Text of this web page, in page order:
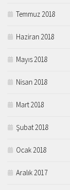
Temmuz 2018
Haziran 2018
Mayıs 2018
Nisan 2018
Mart 2018
Şubat 2018
Ocak 2018
Aralık 2017